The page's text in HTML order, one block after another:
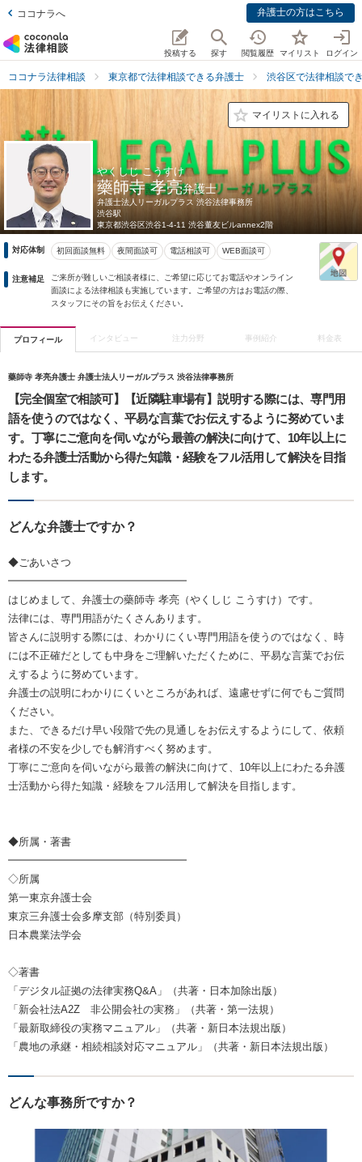
ココナラへ 弁護士の方はこちら
投稿する 探す 閲覧履歴 マイリスト ログイン
ココナラ法律相談 東京都で法律相談できる弁護士 渋谷区で法律相談で
マイリストに入れる
やくしじ こうすけ
藥師寺 孝亮弁護士
弁護士法人リーガルプラス 渋谷法律事務所
渋谷駅
東京都渋谷区渋谷1-4-11 渋谷董友ビルannex2階
対応体制 初回面談無料 夜間面談可 電話相談可 WEB面談可
注意補足
ご来所が難しいご相談者様に、ご希望に応じてお電話やオンライン
面談による法律相談も実施しています。ご希望の方はお電話の際、
スタッフにその旨をお伝えください。
プロフィール インタビュー 注力分野 事例紹介 料金表
藥師寺 孝亮弁護士 弁護士法人リーガルプラス 渋谷法律事務所
【完全個室で相談可】【近隣駐車場有】説明する際には、専門用
語を使うのではなく、平易な言葉でお伝えするように努めていま
す。丁寧にご意向を伺いながら最善の解決に向けて、10年以上に
わたる弁護士活動から得た知識・経験をフル活用して解決を目指
します。
どんな弁護士ですか？
◆ごあいさつ
━━━━━━━━━━━━━━━━━
はじめまして、弁護士の藥師寺 孝亮（やくしじ こうすけ）です。
法律には、専門用語がたくさんあります。
皆さんに説明する際には、わかりにくい専門用語を使うのではなく、時
には不正確だとしても中身をご理解いただくために、平易な言葉でお伝
えするように努めています。
弁護士の説明にわかりにくいところがあれば、遠慮せずに何でもご質問
ください。
また、できるだけ早い段階で先の見通しをお伝えするようにして、依頼
者様の不安を少しでも解消すべく努めます。
丁寧にご意向を伺いながら最善の解決に向けて、10年以上にわたる弁護
士活動から得た知識・経験をフル活用して解決を目指します。
◆所属・著書
━━━━━━━━━━━━━━━━━
◇所属
第一東京弁護士会
東京三弁護士会多摩支部（特別委員）
日本農業法学会
◇著書
「デジタル証拠の法律実務Q&A」（共著・日本加除出版）
「新会社法A2Z 非公開会社の実務」（共著・第一法規）
「最新取締役の実務マニュアル」（共著・新日本法規出版）
「農地の承継・相続相談対応マニュアル」（共著・新日本法規出版）
どんな事務所ですか？